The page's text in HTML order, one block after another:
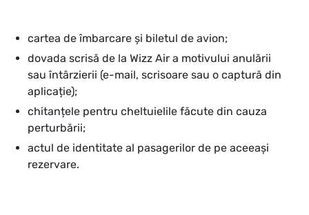
cartea de îmbarcare și biletul de avion;
dovada scrisă de la Wizz Air a motivului anulării
sau întârzierii (e-mail, scrisoare sau o captură din
aplicație);
chitanțele pentru cheltuielile făcute din cauza
perturbării;
actul de identitate al pasagerilor de pe aceeași
rezervare.